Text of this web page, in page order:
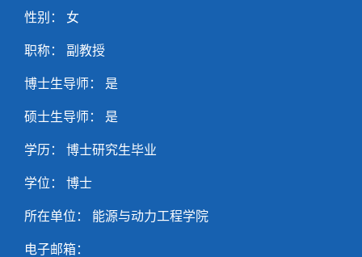
性别： 女
职称： 副教授
博士生导师： 是
硕士生导师： 是
学历： 博士研究生毕业
学位： 博士
所在单位： 能源与动力工程学院
电子邮箱：